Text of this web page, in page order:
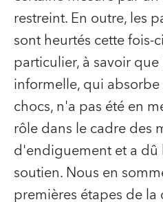
restreint. En outre, les
sont heurtés cette
particulier, à savoir
informelle, qui
chocs, n'a pas été en
rôle dans le cadre des
d'endiguement et a dû
soutien. Nous en
premières étapes de